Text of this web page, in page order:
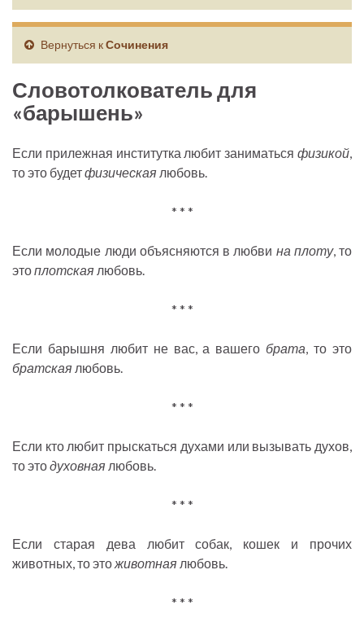
Вернуться кСочинения
Словотолкователь для
«барышень»
Если прилежная институтка любит заниматься физикой,
то это будетфизическая любовь.
* * *
Если молодые люди объясняются в любви на плоту, то
этоплотская любовь.
* * *
Если барышня любит не вас, а вашегобрата, то это
братская любовь.
* * *
Если кто любит прыскаться духами или вызывать духов,
то этодуховная любовь.
* * *
Если старая дева любит собак, кошек и прочих
животных, то этоживотная любовь.
* * *